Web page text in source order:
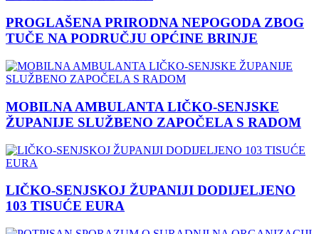
PROGLAŠENA PRIRODNA NEPOGODA ZBOG
TUČE NA PODRUČJU OPĆINE BRINJE
MOBILNA AMBULANTA LIČKO-SENJSKE
ŽUPANIJE SLUŽBENO ZAPOČELA S RADOM
LIČKO-SENJSKOJ ŽUPANIJI DODIJELJENO
103 TISUĆE EURA